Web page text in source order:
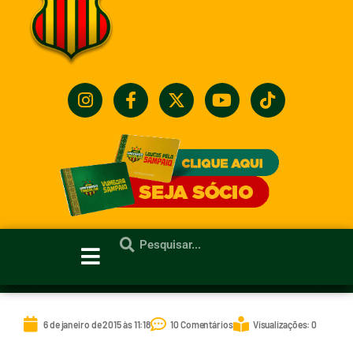
6 de janeiro de 2015 às 11:18 10 Comentários Visualizações: 0